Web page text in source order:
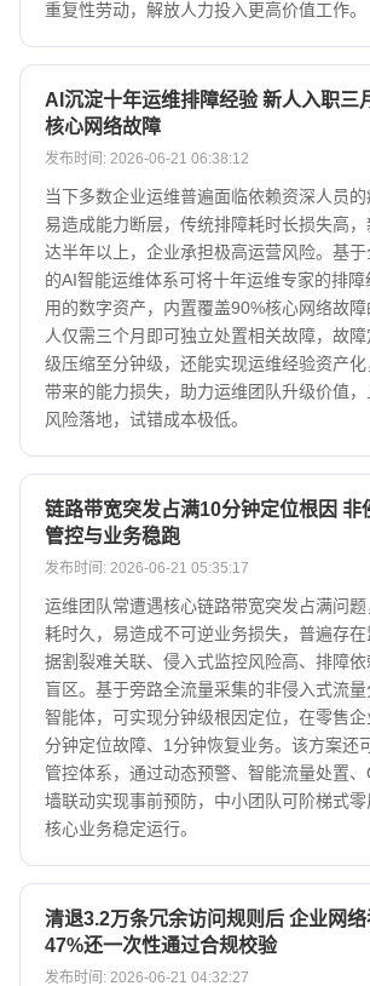
重复性劳动，解放人力投入更高价值工作。
AI沉淀十年运维排障经验 新人入职三
核心网络故障
发布时间: 2026-06-21 06:38:12
当下多数企业运维普遍面临依赖资深人员
易造成能力断层，传统排障耗时长损失高
达半年以上，企业承担极高运营风险。基
的AI智能运维体系可将十年运维专家的排
用的数字资产，内置覆盖90%核心网络故
人仅需三个月即可独立处置相关故障，故
级压缩至分钟级，还能实现运维经验资产
带来的能力损失，助力运维团队升级价值
风险落地，试错成本极低。
链路带宽突发占满10分钟定位根因 非
管控与业务稳跑
发布时间: 2026-06-21 05:35:17
运维团队常遭遇核心链路带宽突发占满问
耗时久，易造成不可逆业务损失，普遍存
据割裂难关联、侵入式监控风险高、排障
盲区。基于旁路全流量采集的非侵入式流
智能体，可实现分钟级根因定位，在零售
分钟定位故障、1分钟恢复业务。该方案还
管控体系，通过动态预警、智能流量处置
墙联动实现事前预防，中小团队可阶梯式
核心业务稳定运行。
清退3.2万条冗余访问规则后 企业网
47%还一次性通过合规校验
发布时间: 2026-06-21 04:32:27